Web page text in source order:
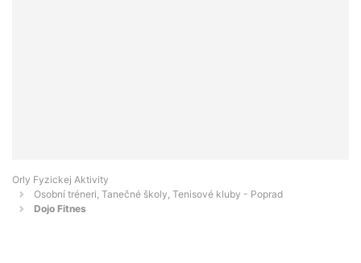
Orly Fyzickej Aktivity
Osobní tréneri, Tanečné školy, Tenisové kluby - Poprad
Dojo Fitnes